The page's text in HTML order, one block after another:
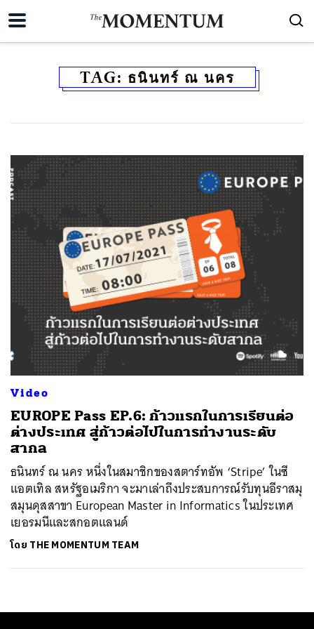
TAG: ธนินทร์ ณ นคร
Video
EUROPE Pass EP.6: ก้าวแรกในการเรียนต่อ
ต่างประเทศ สู่ก้าวต่อไปในการทำงานระดับ
สากล
ธนินทร์ ณ นคร หนึ่งในสมาชิกของสตาร์ทอัพ ‘Stripe’ ในซี
แอตเทิล สหรัฐอเมริกา จะมาเล่าถึงประสบการณ์รับทุนอีราสมุ
สมุนดุสสาขา European Master in Informatics ในประเทศ
เยอรมนีและสกอตแลนด์
โดย THE MOMENTUM TEAM
ค้นหา
SHARE TWEET LINE EMAIL